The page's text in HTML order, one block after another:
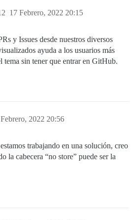
17 Febrero, 2022 20:15
y Issues desde nuestros diversos
ayuda a los usuarios más
tema sin tener que entrar en GitHub.
2022 20:56
trabajando en una solución, creo
la cabecera “no store” puede ser la